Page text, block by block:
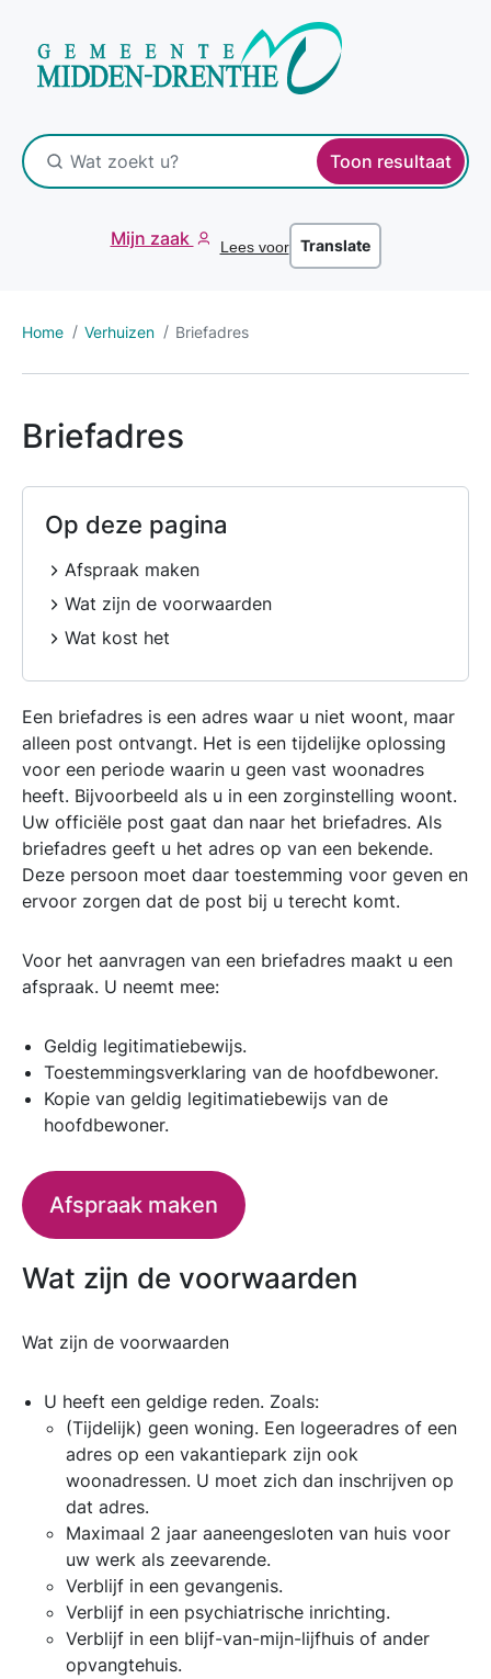
Toon resultaat
Mijn zaak Lees voor Translate
Home Verhuizen Briefadres
Briefadres
Een briefadres is een adres waar u niet woont, maar
alleen post ontvangt. Het is een tijdelijke oplossing
voor een periode waarin u geen vast woonadres
heeft. Bijvoorbeeld als u in een zorginstelling woont.
Uw officiële post gaat dan naar het briefadres. Als
briefadres geeft u het adres op van een bekende.
Deze persoon moet daar toestemming voor geven en
ervoor zorgen dat de post bij u terecht komt.
Voor het aanvragen van een briefadres maakt u een
afspraak. U neemt mee:
Geldig legitimatiebewijs.
Toestemmingsverklaring van de hoofdbewoner.
Kopie van geldig legitimatiebewijs van de
hoofdbewoner.
Afspraak maken
Wat zijn de voorwaarden
Wat zijn de voorwaarden
U heeft een geldige reden. Zoals:
(Tijdelijk) geen woning. Een logeeradres of een
adres op een vakantiepark zijn ook
woonadressen. U moet zich dan inschrijven op
dat adres.
Maximaal 2 jaar aaneengesloten van huis voor
uw werk als zeevarende.
Verblijf in een gevangenis.
Verblijf in een psychiatrische inrichting.
Verblijf in een blijf-van-mijn-lijfhuis of ander
opvangtehuis.
Op deze pagina
Afspraak maken
Wat zijn de voorwaarden
Wat kost het